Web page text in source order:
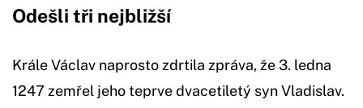
Odešli tři nejbližší
Krále Václav naprosto zdrtila zpráva, že 3. ledna
1247 zemřel jeho teprve dvacetiletý syn Vladislav.